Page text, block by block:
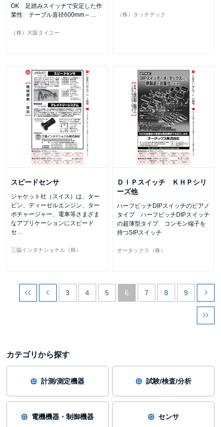
OK 足踏みスイッチで安定した作
業性 テーブル直径600mm～ …
（株）大阪タイユー
（株）タッチテック
スピードセンサ
ジャケット社（スイス）は、ター
ビン、ディーゼルエンジン、ター
ボチャージャー、電車等さまざま
なアプリケーションにスピード
セ…
三協インタナショナル（株）
ＤＩＰスイッチ ＫＨＰシリ
ーズ他
ハーフピッチDIPスイッチのピアノ
タイプ ハーフピッチDIPスイッチ
の超薄型タイプ コンモン端子を
持つSIPスイッチ
オータックス（株）
3 4 5 6 7 8 9
カテゴリから探す
計測/測定機器 試験/検査/分析
電機機器・制御機器 センサ